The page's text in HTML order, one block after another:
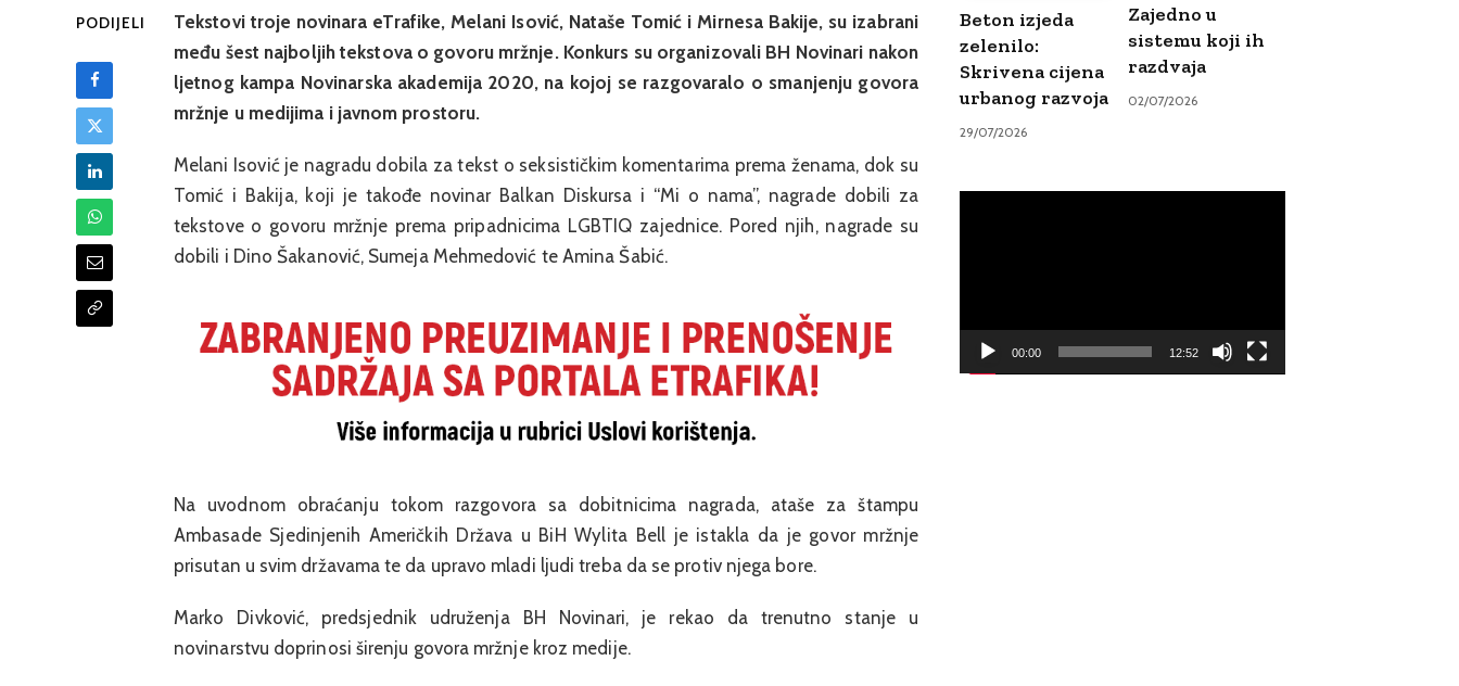
PODIJELI
Tekstovi troje novinara eTrafike, Melani Isović, Nataše Tomić i Mirnesa Bakije, su izabrani
među šest najboljih tekstova o govoru mržnje. Konkurs su organizovali BH Novinari nakon
ljetnog kampa Novinarska akademija 2020, na kojoj se razgovaralo o smanjenju govora
mržnje u medijima i javnom prostoru.
Melani Isović je nagradu dobila za tekst o seksističkim komentarima prema ženama, dok su
Tomić i Bakija, koji je takođe novinar Balkan Diskursa i “Mi o nama”, nagrade dobili za
tekstove o govoru mržnje prema pripadnicima LGBTIQ zajednice. Pored njih, nagrade su
dobili i Dino Šakanović, Sumeja Mehmedović te Amina Šabić.
Na uvodnom obraćanju tokom razgovora sa dobitnicima nagrada, ataše za štampu
Ambasade Sjedinjenih Američkih Država u BiH Wylita Bell je istakla da je govor mržnje
prisutan u svim državama te da upravo mladi ljudi treba da se protiv njega bore.
Marko Divković, predsjednik udruženja BH Novinari, je rekao da trenutno stanje u
novinarstvu doprinosi širenju govora mržnje kroz medije.
Beton izjeda
zelenilo:
Skrivena cijena
urbanog razvoja
29/07/2026
Zajedno u
sistemu koji ih
razdvaja
02/07/2026
00:00 12:52